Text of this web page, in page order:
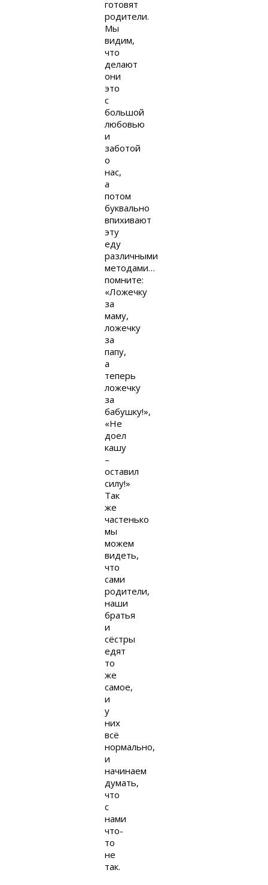
готовят
родители.
Мы
видим,
что
делают
они
это
с
большой
любовью
и
заботой
о
нас,
а
потом
буквально
впихивают
эту
еду
различными
методами…
помните:
«Ложечку
за
маму,
ложечку
за
папу,
а
теперь
ложечку
за
бабушку!»,
«Не
доел
кашу
–
оставил
силу!»
Так
же
частенько
мы
можем
видеть,
что
сами
родители,
наши
братья
и
сёстры
едят
то
же
самое,
и
у
них
всё
нормально,
и
начинаем
думать,
что
с
нами
что-
то
не
так.